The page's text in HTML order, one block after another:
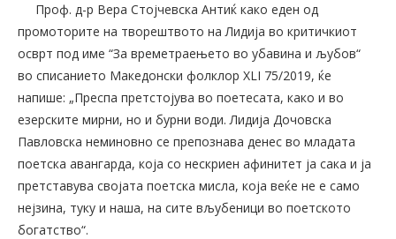
Проф. д-р Вера Стојчевска Антиќ како еден од
промоторите на творештвото на Лидија во критичкиот
осврт под име “За времетраењето во убавина и љубов“
во списанието Македонски фолклор XLI 75/2019, ќе
напише: „Преспа претстојува во поетесата, како и во
езерските мирни, но и бурни води. Лидија Дочовска
Павловска неминовно се препознава денес во младата
поетска авангарда, која со нескриен афинитет ја сака и ја
претставува својата поетска мисла, која веќе не е само
нејзина, туку и наша, на сите вљубеници во поетското
богатство“.